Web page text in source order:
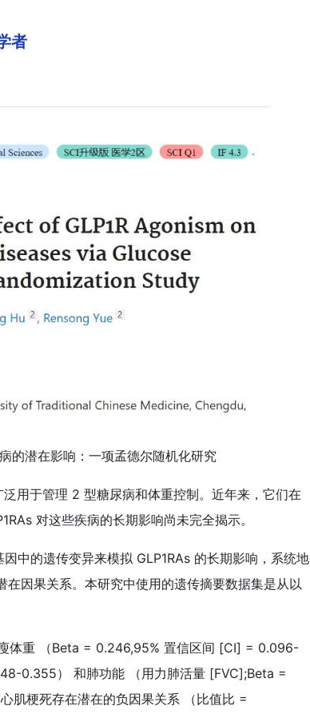
者
的潜在影响：一项孟德尔随机化研究
用于管理 2 型糖尿病和体重控制。近年来，它们在
对这些疾病的长期影响尚未完全揭示。
中的遗传变异来模拟 GLP1RAs 的长期影响，系统地
因果关系。本研究中使用的遗传摘要数据集是从以
体重 （Beta = 0.246,95% 置信区间 [CI] = 0.096-
0.355） 和肺功能 （用力肺活量 [FVC];Beta =
肌梗死存在潜在的负因果关系 （比值比 =